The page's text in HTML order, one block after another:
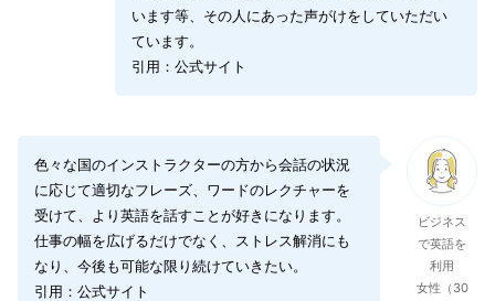
います等、その人にあった声がけをしていただい
ています。
引用：公式サイト
ビジネス
で英語を
利用
女性（30
色々な国のインストラクターの方から会話の状況
に応じて適切なフレーズ、ワードのレクチャーを
受けて、より英語を話すことが好きになります。
仕事の幅を広げるだけでなく、ストレス解消にも
なり、今後も可能な限り続けていきたい。
引用：公式サイト